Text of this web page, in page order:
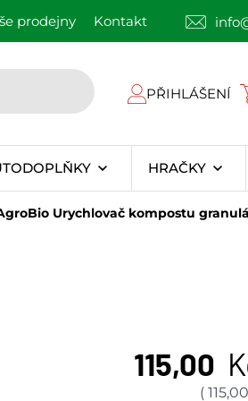
prodejny Kontakt
PŘIHLÁŠENÍ
HRAČKY
Urychlovač kompostu
115,00
( 115,00